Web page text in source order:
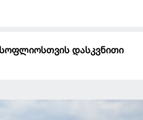
დასკვნითი